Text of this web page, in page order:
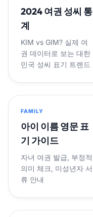
2024 여권 성씨 통
계
KIM vs GIM? 실제 여
권 데이터로 보는 대한
민국 성씨 표기 트렌드
FAMILY
아이 이름 영문 표
기 가이드
자녀 여권 발급, 부정적
의미 체크, 미성년자 서
류 안내